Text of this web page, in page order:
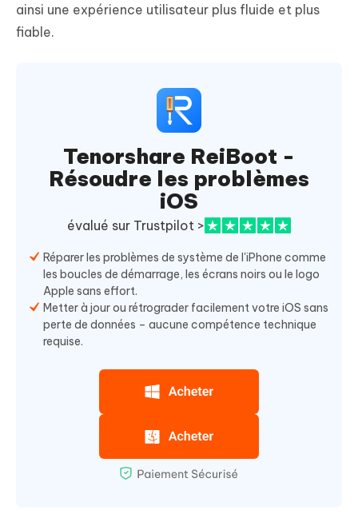
ainsi une expérience utilisateur plus fluide et plus
fiable.
Tenorshare ReiBoot -
Résoudre les problèmes
iOS
évalué sur Trustpilot >
Réparer les problèmes de système de l'iPhone comme
les boucles de démarrage, les écrans noirs ou le logo
Apple sans effort.
Metter à jour ou rétrograder facilement votre iOS sans
perte de données – aucune compétence technique
requise.